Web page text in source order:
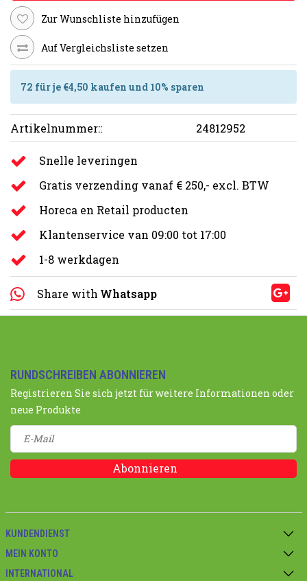
Zur Wunschliste hinzufügen
Auf Vergleichsliste setzen
72 für je €4,50 kaufen und 10% sparen
Artikelnummer:: 24812952
Snelle leveringen
Gratis verzending vanaf € 250,- excl. BTW
Horeca en Retail producten
Klantenservice van 09:00 tot 17:00
1-8 werkdagen
Share with Whatsapp
RUNDSCHREIBEN ABONNIEREN
Registrieren Sie sich jetzt für weitere Informationen oder
neue Produkte
Abonnieren
KUNDENDIENST
MEIN KONTO
INTERNATIONAL